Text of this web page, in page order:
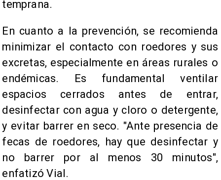
temprana.
En cuanto a la prevención, se recomienda
minimizar el contacto con roedores y sus
excretas, especialmente en áreas rurales o
endémicas. Es fundamental ventilar
espacios cerrados antes de entrar,
desinfectar con agua y cloro o detergente,
y evitar barrer en seco. "Ante presencia de
fecas de roedores, hay que desinfectar y
no barrer por al menos 30 minutos",
enfatizó Vial.